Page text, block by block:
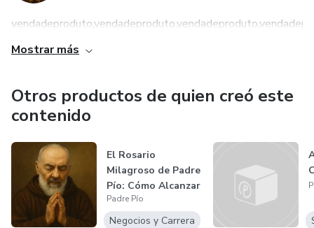
Mostrar más
Otros productos de quien creó este
contenido
El Rosario
Milagroso de Padre
Pío: Cómo Alcanzar
Protección,...
Padre Pío
Negocios y Carrera